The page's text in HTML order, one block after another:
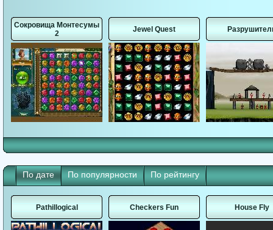
Сокровища Монтесумы
2
Jewel Quest
По дате По популярности По рейтингу
Pathillogical Checkers Fun House Fly